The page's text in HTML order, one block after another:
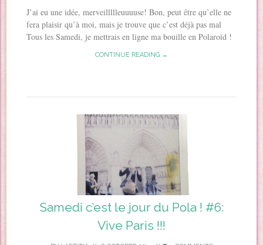
J’ai eu une idée, merveillllleuuuuse! Bon, peut être qu’elle ne
fera plaisir qu’à moi, mais je trouve que c’est déjà pas mal
Tous les Samedi, je mettrais en ligne ma bouille en Polaroïd !
CONTINUE READING →
Samedi c’est le jour du Pola ! #6:
Vive Paris !!!